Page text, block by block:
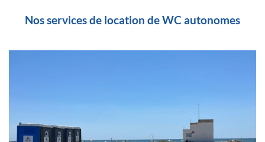
Nos services de location de WC autonomes